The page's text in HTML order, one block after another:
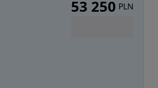
53 250 PLN